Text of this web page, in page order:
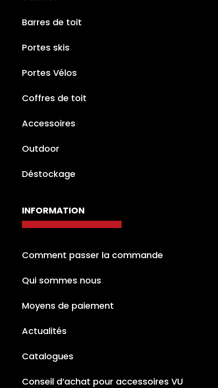
Barres de toit
Portes skis
Portes Vélos
Coffres de toit
Accessoires
Outdoor
Déstockage
INFORMATION
Comment passer la commande
Qui sommes nous
Moyens de paiement
Actualités
Catalogues
Conseil d’achat pour accessoires VU